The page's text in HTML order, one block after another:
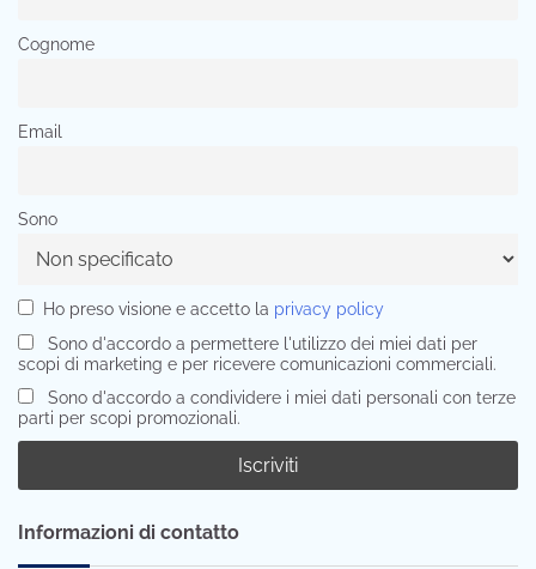
Cognome
Email
Sono
Ho preso visione e accetto la privacy policy
Sono d'accordo a permettere l'utilizzo dei miei dati per
scopi di marketing e per ricevere comunicazioni commerciali.
Sono d'accordo a condividere i miei dati personali con terze
parti per scopi promozionali.
Informazioni di contatto